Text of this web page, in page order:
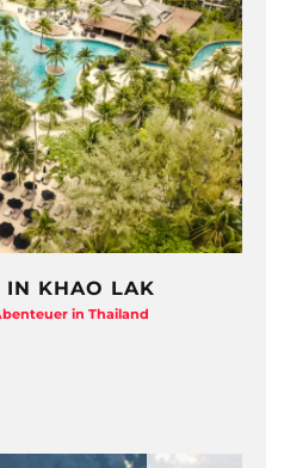
IN KHAO LAK
in Thailand